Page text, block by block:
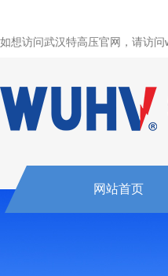
如想访问武汉特高压官网，请访问
网站首页